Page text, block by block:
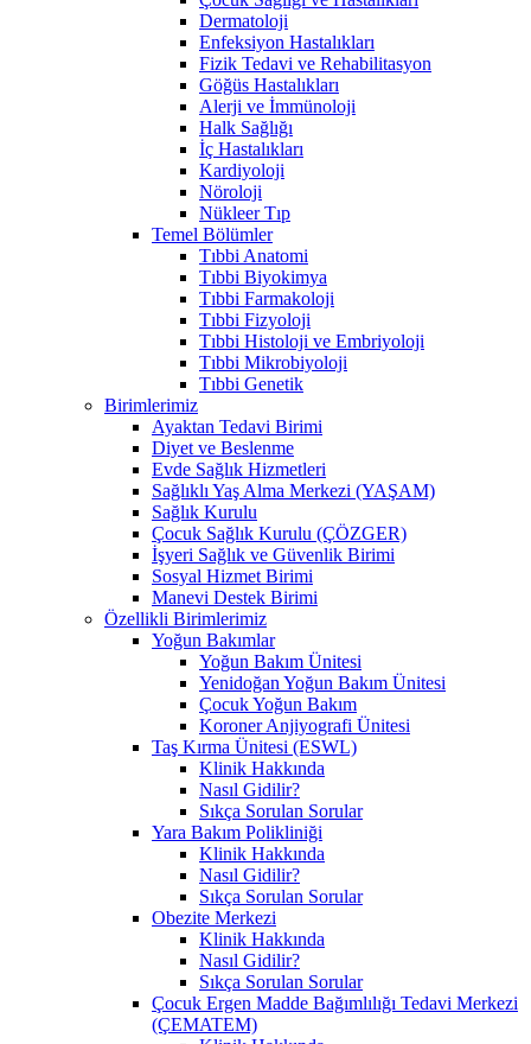
Dermatoloji
Enfeksiyon Hastalıkları
Fizik Tedavi ve Rehabilitasyon
Göğüs Hastalıkları
Alerji ve İmmünoloji
Halk Sağlığı
İç Hastalıkları
Kardiyoloji
Nöroloji
Nükleer Tıp
Temel Bölümler
Tıbbi Anatomi
Tıbbi Biyokimya
Tıbbi Farmakoloji
Tıbbi Fizyoloji
Tıbbi Histoloji ve Embriyoloji
Tıbbi Mikrobiyoloji
Tıbbi Genetik
Birimlerimiz
Ayaktan Tedavi Birimi
Diyet ve Beslenme
Evde Sağlık Hizmetleri
Sağlıklı Yaş Alma Merkezi (YAŞAM)
Sağlık Kurulu
Çocuk Sağlık Kurulu (ÇÖZGER)
İşyeri Sağlık ve Güvenlik Birimi
Sosyal Hizmet Birimi
Manevi Destek Birimi
Özellikli Birimlerimiz
Yoğun Bakımlar
Yoğun Bakım Ünitesi
Yenidoğan Yoğun Bakım Ünitesi
Çocuk Yoğun Bakım
Koroner Anjiyografi Ünitesi
Taş Kırma Ünitesi (ESWL)
Klinik Hakkında
Nasıl Gidilir?
Sıkça Sorulan Sorular
Yara Bakım Polikliniği
Klinik Hakkında
Nasıl Gidilir?
Sıkça Sorulan Sorular
Obezite Merkezi
Klinik Hakkında
Nasıl Gidilir?
Sıkça Sorulan Sorular
Çocuk Ergen Madde Bağımlılığı Tedavi Merkezi
(ÇEMATEM)